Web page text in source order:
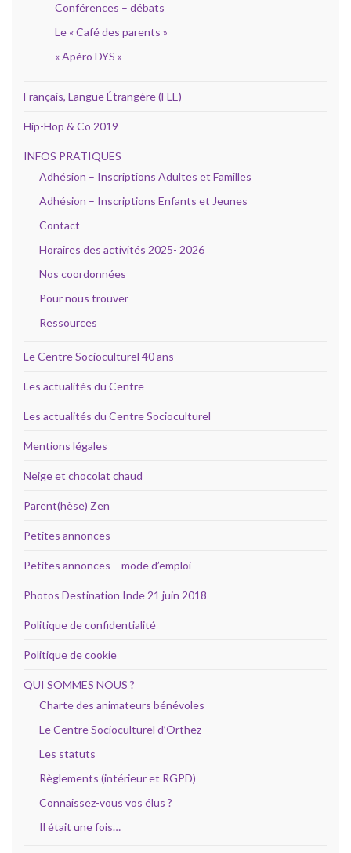
Conférences – débats
Le « Café des parents »
« Apéro DYS »
Français, Langue Étrangère (FLE)
Hip-Hop & Co 2019
INFOS PRATIQUES
Adhésion – Inscriptions Adultes et Familles
Adhésion – Inscriptions Enfants et Jeunes
Contact
Horaires des activités 2025- 2026
Nos coordonnées
Pour nous trouver
Ressources
Le Centre Socioculturel 40 ans
Les actualités du Centre
Les actualités du Centre Socioculturel
Mentions légales
Neige et chocolat chaud
Parent(hèse) Zen
Petites annonces
Petites annonces – mode d’emploi
Photos Destination Inde 21 juin 2018
Politique de confidentialité
Politique de cookie
QUI SOMMES NOUS ?
Charte des animateurs bénévoles
Le Centre Socioculturel d’Orthez
Les statuts
Règlements (intérieur et RGPD)
Connaissez-vous vos élus ?
Il était une fois…